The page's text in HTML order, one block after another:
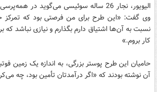
الیویور، نجار 26 ساله سوئیسی می‌گوید در
وی گفت: «این طرح برای من فرصتی بود که تمرکز
نسبت به آن‌ها اشتیاق دارم بگذارم و نیازی نباشد که
کار بروم.»
حامیان این طرح پوستر بزرگی، به اندازه یک زمین
آن نوشته بودند که «اگر درآمدتان تأمین بود، چه